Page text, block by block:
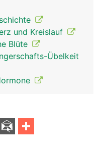
und Kreislauf
Blüte
Übelkeit